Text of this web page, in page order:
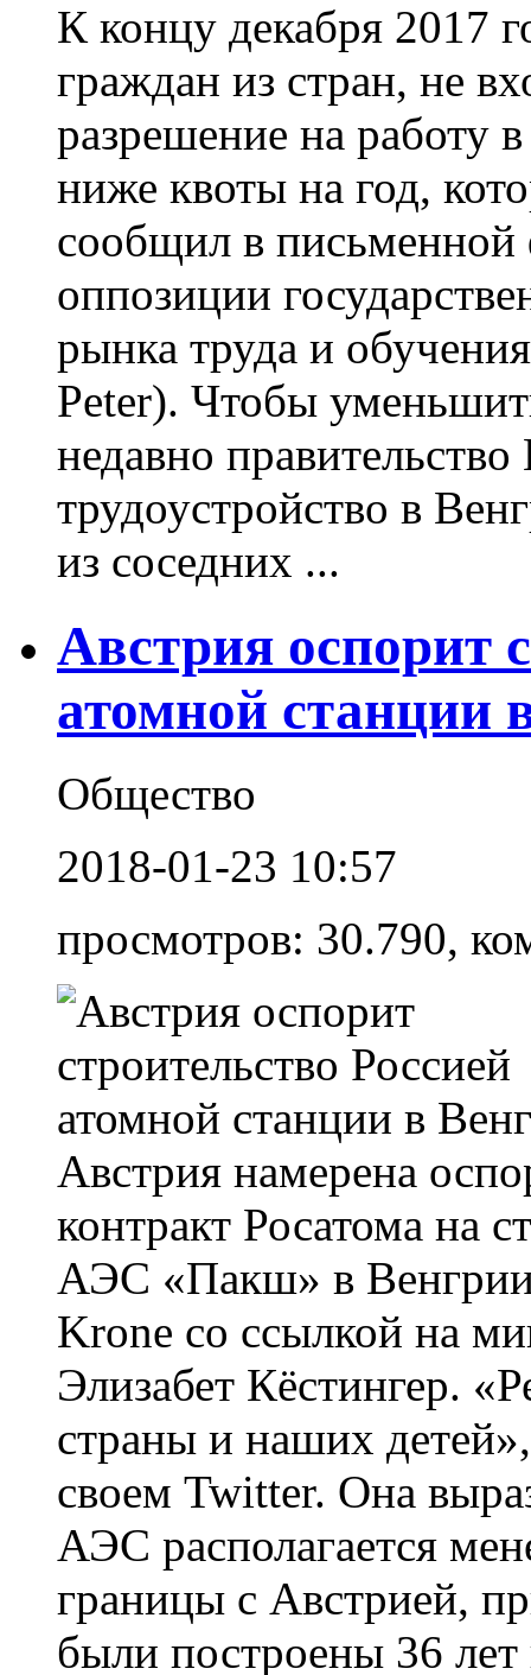
К концу декабря 2017
граждан из стран, не
разрешение на работу
ниже квоты на год,
сообщил в письменной
оппозиции
рынка труда и
Peter). Чтобы
недавно
трудоустройство в
из соседних ...
Австрия оспорит
атомной станции
Общество
2018-01-23 10:57
просмотров: 30.790,
Австрия намерена
контракт Росатома на
АЭС «Пакш» в
Krone со ссылкой на
Элизабет Кёстингер.
страны и наших
своем Twitter. Она
АЭС располагается
границы с Австрией,
были построены 36 лет